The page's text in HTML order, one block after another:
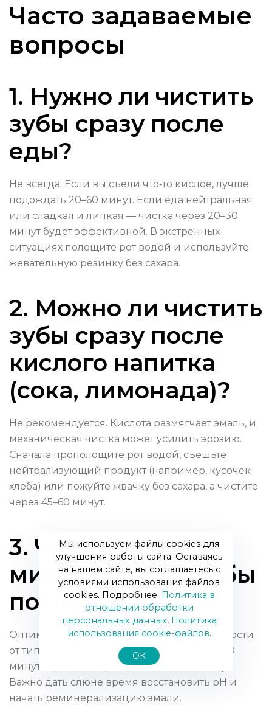
Часто задаваемые
вопросы
1. Нужно ли чистить
зубы сразу после
еды?
Не всегда. Если вы съели что‑то кислое, лучше
подождать 20–60 минут. Если еда нейтральная
или сладкая и липкая — чистка через 20–30
минут будет эффективной. В экстренных
ситуациях полощите рот водой и используйте
жевательную резинку без сахара.
2. Можно ли чистить
зубы сразу после
кислого напитка
(сока, лимонада)?
Не рекомендуется. Кислота размягчает эмаль, и
механическая чистка может усилить эрозию.
Сначала прополощите рот водой, съешьте
нейтрализующий продукт (например, кусочек
хлеба) или пожуйте жвачку без сахара, а чистите
через 45–60 минут.
3. Через сколько
минут чистить зубы
после еды?
Оптимально ждать 20–60 минут, в зависимости
от типа пищи. Для кислого — ближе к 45–60
минутам, для нейтрального — 20–30 минут.
Важно дать слюне время восстановить pH и
начать реминерализацию эмали.
Мы используем файлы cookies для
улучшения работы сайта. Оставаясь
на нашем сайте, вы соглашаетесь с
условиями использования файлов
cookies. Подробнее: Политика в
отношении обработки
персональных данных, Политика
использования сookie-файлов.
ОК